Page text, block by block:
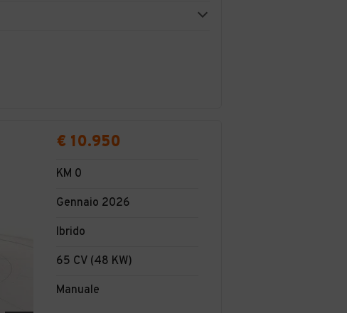
€ 10.950
KM 0
Gennaio 2026
Ibrido
65 CV (48 KW)
Manuale